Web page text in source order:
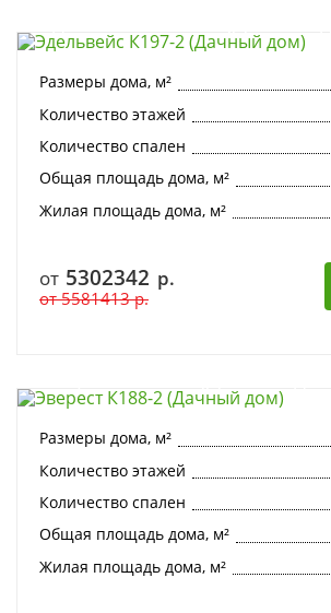
Размеры дома, м²
Количество этажей
Количество спален
Общая площадь дома, м²
Жилая площадь дома, м²
от 5302342 р.
от5581413р.
Размеры дома, м²
Количество этажей
Количество спален
Общая площадь дома, м²
Жилая площадь дома, м²